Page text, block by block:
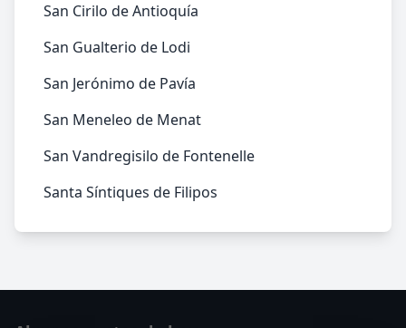
San Cirilo de Antioquía
San Gualterio de Lodi
San Jerónimo de Pavía
San Meneleo de Menat
San Vandregisilo de Fontenelle
Santa Síntiques de Filipos